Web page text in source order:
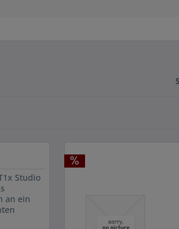
Studio
an ein